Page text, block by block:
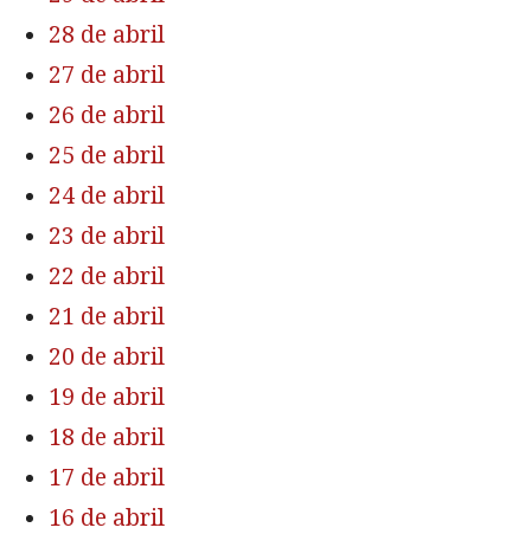
28 de abril
27 de abril
26 de abril
25 de abril
24 de abril
23 de abril
22 de abril
21 de abril
20 de abril
19 de abril
18 de abril
17 de abril
16 de abril